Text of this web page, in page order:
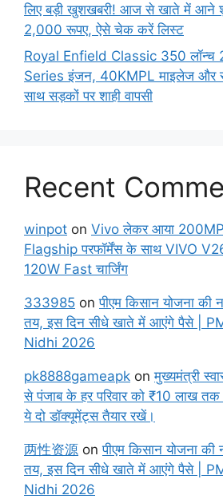
लिए बड़ी खुशखबरी! आज से खाते में आने
2,000 रूपए, ऐसे चेक करें लिस्ट
Royal Enfield Classic 350
Series इंजन, 40KMPL माइलेज और
साथ सड़कों पर शाही वापसी
Recent
winpot on Vivo लेकर आया
Flagship परफॉर्मेंस के साथ VIVO
120W Fast चार्जिंग
333985 onपीएम किसान योजना की
तय, इस दिन सीधे खाते में आएंगे पैसे |
Nidhi 2026
pk8888gameapk onमुख्यमंत्री
से पंजाब के हर परिवार को ₹10 लाख तक
ये दो डॉक्यूमेंट्स तैयार रखें।
两性资源 onपीएम किसान योजना की
तय, इस दिन सीधे खाते में आएंगे पैसे |
Nidhi 2026